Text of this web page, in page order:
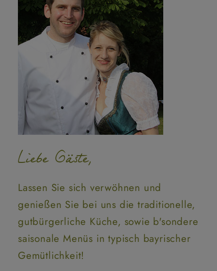
Liebe Gäste,
Lassen Sie sich verwöhnen und
genießen Sie bei uns die traditionelle,
gutbürgerliche Küche, sowie b'sondere
saisonale Menüs in typisch bayrischer
Gemütlichkeit!